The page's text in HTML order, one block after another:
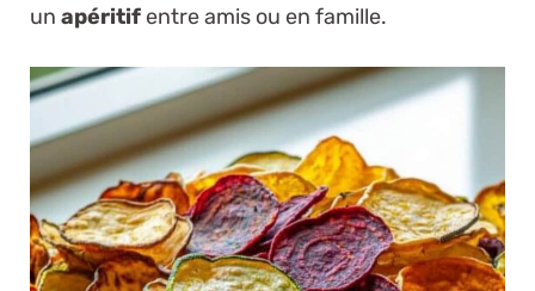
un apéritif entre amis ou en famille.